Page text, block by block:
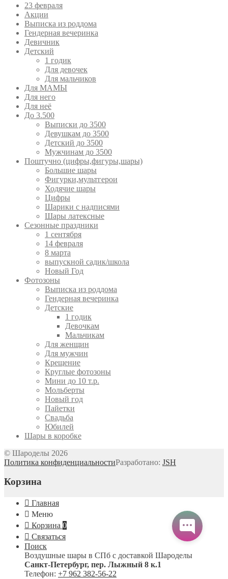
23 февраля
Акции
Выписка из роддома
Гендерная вечеринка
Девичник
Детский
1 годик
Для девочек
Для мальчиков
Для МАМЫ
Для него
Для неё
До 3.500
Выписки до 3500
Девушкам до 3500
Детский до 3500
Мужчинам до 3500
Поштучно (цифры,фигуры,шары)
Большие шары
Фигурки,мультгерои
Ходячие шары
Цифры
Шарики с надписями
Шары латексные
Сезонные праздники
1 сентября
14 февраля
8 марта
выпускной садик/школа
Новый Год
Фотозоны
Выписка из роддома
Гендерная вечеринка
Детские
1 годик
Девочкам
Мальчикам
Для женщин
Для мужчин
Крещение
Круглые фотозоны
Мини до 10 т.р.
Мольберты
Новый год
Пайетки
Свадьба
Юбилей
Шары в коробке
© Шароделы 2026
Политика конфиденциальностиРазработано: JSH
Корзина
Главная
Меню
Корзина 0
Связаться
Поиск
Воздушные шары в СПб с доставкой Шароделы
Санкт-Петербург, пер. Лыжный 8 к.1
Телефон: +7 962 382-56-22